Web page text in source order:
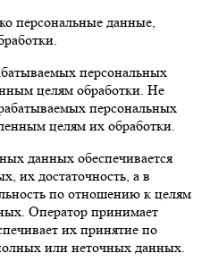
персональные данные,
персональных
целям обработки. Не
персональных
целям их обработки.
данных обеспечивается
их достаточность, а в
по отношению к целям
Оператор принимает
их принятие по
или неточных данных.